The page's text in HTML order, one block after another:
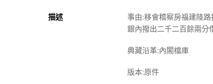
描述
事由:移會稽察房福建陸
銀內撥出二千二百餘兩分
典藏沿革:內閣檔庫
版本:原件